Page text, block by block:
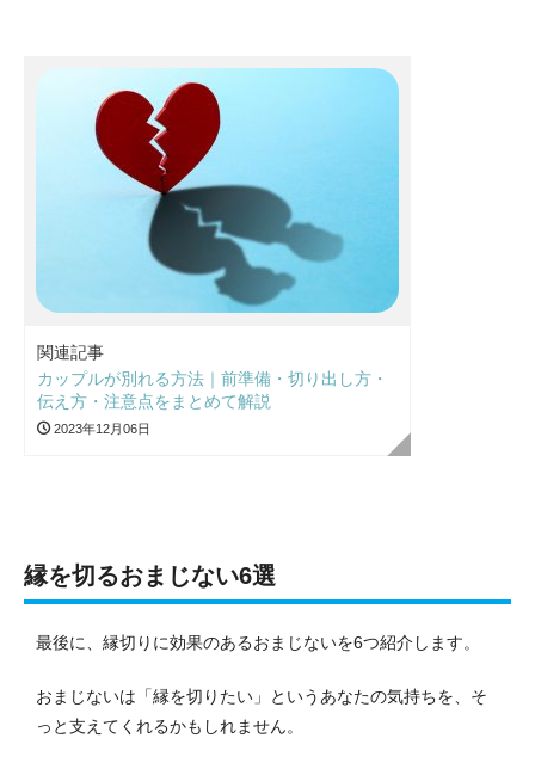
関連記事
カップルが別れる方法｜前準備・切り出し方・
伝え方・注意点をまとめて解説
2023年12月06日
縁を切るおまじない6選
最後に、縁切りに効果のあるおまじないを6つ紹介します。
おまじないは「縁を切りたい」というあなたの気持ちを、そ
っと支えてくれるかもしれません。